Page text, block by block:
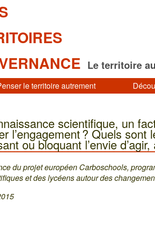
Le territoire
le territoire autrement
scientifique, un
l’engagement ? Quels sont
ou bloquant l’envie d’agir,
du projet européen Carboschools,
et des lycéens autour des